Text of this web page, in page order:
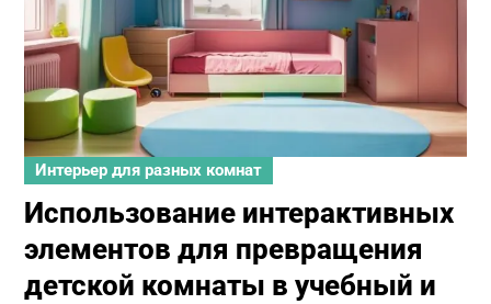
Интерьер для разных комнат
Использование интерактивных
элементов для превращения
детской комнаты в учебный и